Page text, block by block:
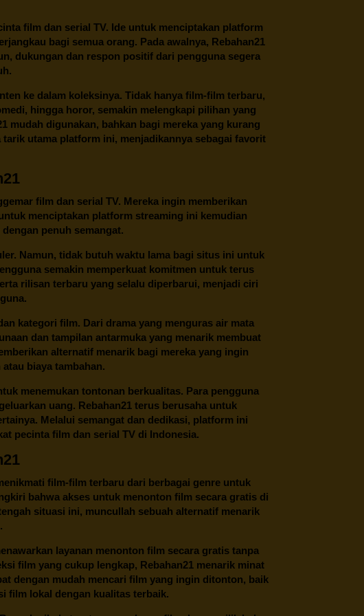
film dan serial TV. Ide untuk menciptakan platform
bagi semua orang. Pada awalnya, Rebahan21
dukungan dan respon positif dari pengguna segera
ke dalam koleksinya. Tidak hanya film-film terbaru,
hingga horor, semakin melengkapi pilihan yang
mudah digunakan, bahkan bagi mereka yang kurang
utama platform ini, menjadikannya sebagai favorit
film dan serial TV. Mereka ingin memberikan
menciptakan platform streaming ini kemudian
penuh semangat.
Namun, tidak butuh waktu lama bagi situs ini untuk
semakin memperkuat komitmen untuk terus
rilisan terbaru yang selalu diperbarui, menjadi ciri
kategori film. Dari drama yang menguras air mata
dan tampilan antarmuka yang menarik membuat
alternatif menarik bagi mereka yang ingin
biaya tambahan.
menemukan tontonan berkualitas. Para pengguna
uang. Rebahan21terus berusaha untuk
Melalui semangat dan dedikasi, platform ini
pecinta film dan serial TV di Indonesia.
film-film terbaru dari berbagai genre untuk
bahwa akses untuk menonton film secara gratis di
situasi ini, muncullah sebuah alternatif menarik
layanan menonton film secara gratis tanpa
film yang cukup lengkap, Rebahan21menarik minat
dengan mudah mencari film yang ingin ditonton, baik
film lokal dengan kualitas terbaik.